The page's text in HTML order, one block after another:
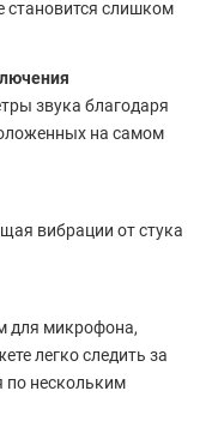
становится слишком
звука благодаря
на самом
вибрации от стука
для микрофона,
легко следить за
по нескольким